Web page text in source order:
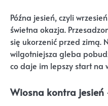
Późna jesień, czyli
świetna okazja.
się ukorzenić przed zimą.
wilgotniejsza gleba
co daje im lepszy start na
Wiosna kontra